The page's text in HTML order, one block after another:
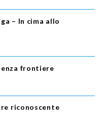
– In cima allo
frontiere
riconoscente